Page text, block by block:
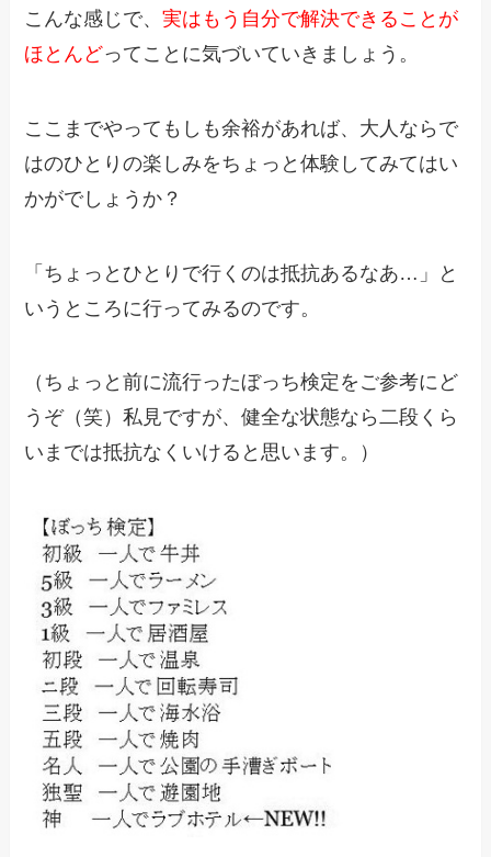
こんな感じで、実はもう自分で解決できることが
ほとんどってことに気づいていきましょう。
ここまでやってもしも余裕があれば、 大人ならで
はのひとりの楽しみをちょっと体験してみてはい
かがでしょうか？
「ちょっとひとりで行くのは抵抗あるなあ…」と
いうところに行ってみるのです。
（ちょっと前に流行ったぼっち検定をご参考にど
うぞ（笑）私見ですが、健全な状態なら二段くら
いまでは抵抗なくいけると思います。）